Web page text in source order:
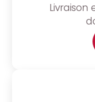
Livraison